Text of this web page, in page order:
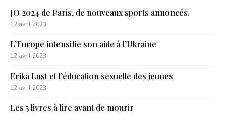
JO 2024 de Paris, de nouveaux sports annoncés.
12 avril 2023
L’Europe intensifie son aide à l’Ukraine
12 avril 2023
Erika Lust et l’éducation sexuelle des jeunes
12 avril 2023
Les 5 livres à lire avant de mourir